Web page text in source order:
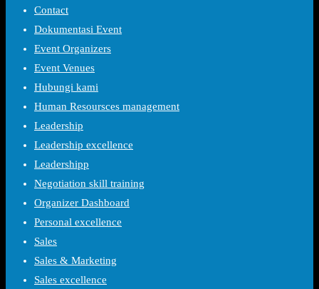
Contact
Dokumentasi Event
Event Organizers
Event Venues
Hubungi kami
Human Resoursces management
Leadership
Leadership excellence
Leadershipp
Negotiation skill training
Organizer Dashboard
Personal excellence
Sales
Sales & Marketing
Sales excellence